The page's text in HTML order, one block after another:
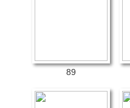
89